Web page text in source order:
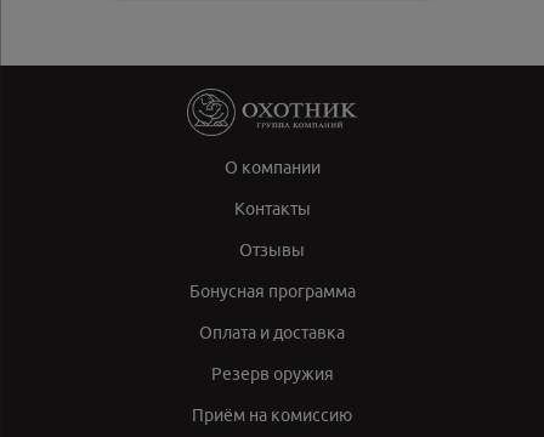
О компании
Контакты
Отзывы
Бонусная программа
Оплата и доставка
Резерв оружия
Приём на комиссию